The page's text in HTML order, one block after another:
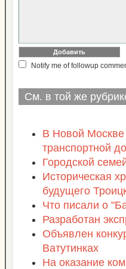
Notify me of followup
См. в той же
В Новой
транспортной
Городской
Историческая
будущего
Что писали о
Разработан
Объявлен
Ватутинках
На оказание